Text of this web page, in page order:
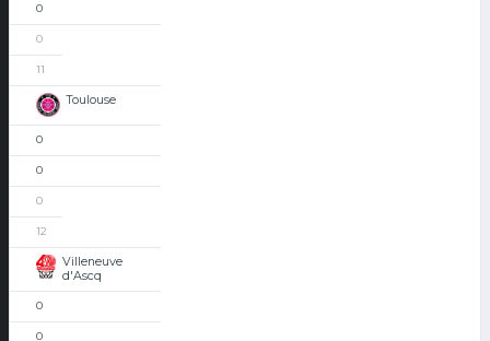
0
0
11
Toulouse
0
0
0
12
Villeneuve
d'Ascq
0
0